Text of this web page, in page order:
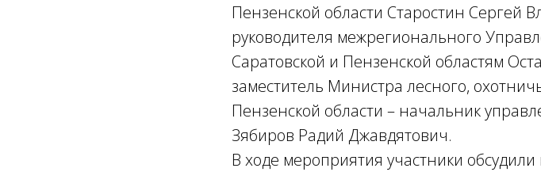
Пензенской области Старостин Сергей
руководителя межрегионального
Саратовской и Пензенской областям
заместитель Министра лесного,
Пензенской области – начальник
Зябиров Радий Джавдятович.
В ходе мероприятия участники